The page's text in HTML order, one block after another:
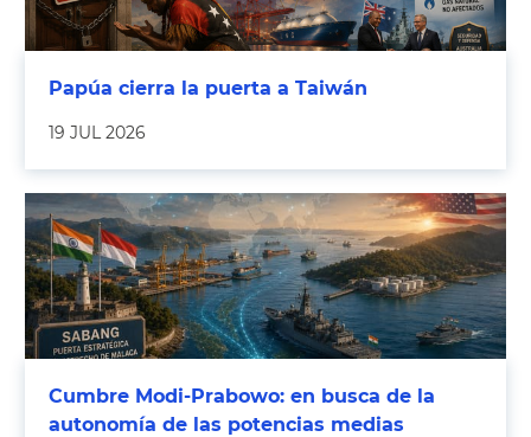
Papúa cierra la puerta a Taiwán
19 JUL 2026
Cumbre Modi-Prabowo: en busca de la
autonomía de las potencias medias